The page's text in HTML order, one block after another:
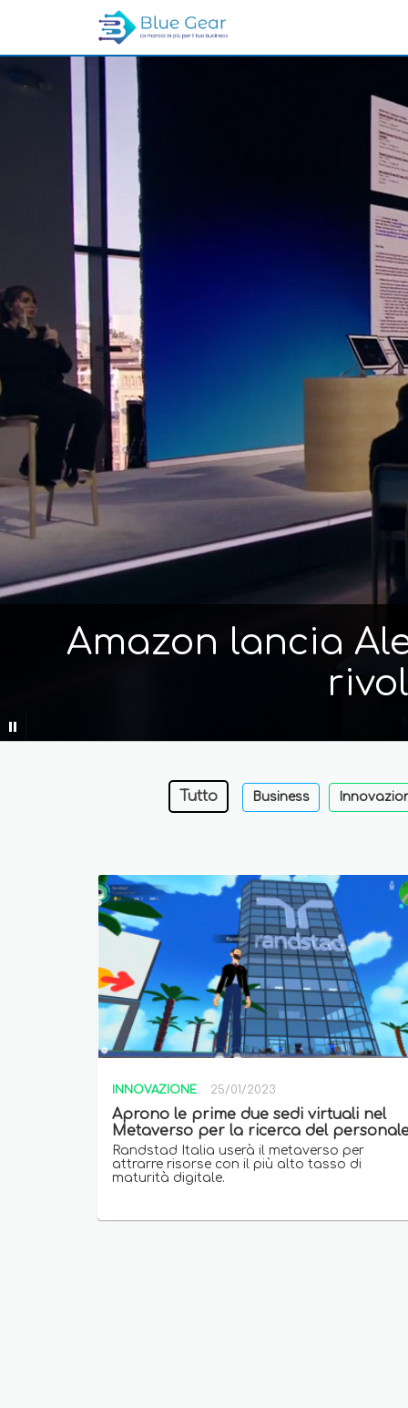
Amazon lancia
Tutto Business
INNOVAZIONE 25/01/2023
Aprono le prime due sedi virtuali nel
Metaverso per la ricerca del
Randstad Italia userà il metaverso per
attrarre risorse con il più alto tasso di
maturità digitale.